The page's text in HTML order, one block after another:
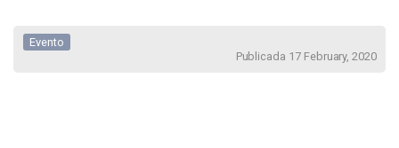
Evento
Publicada 17 February, 2020